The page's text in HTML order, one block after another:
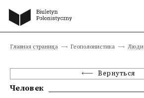
Главная страница Геополонистика Люди
Вернуться
Человек